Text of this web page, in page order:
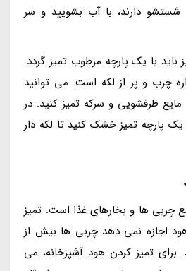
شستشو دارند، با آب بشویید و سر
با یک پارچه مرطوب تمیز گردد.
چرب و پر از لکه است. می توانید
ظرفشویی و سرکه تمیز کنید. در
یک پارچه تمیز خشک کنید تا لکه دار
چربی ها و بخارهای غذا است. تمیز
اجازه نمی دهد چربی ها بیش از
تمیز کردن هود آشپزخانه، می